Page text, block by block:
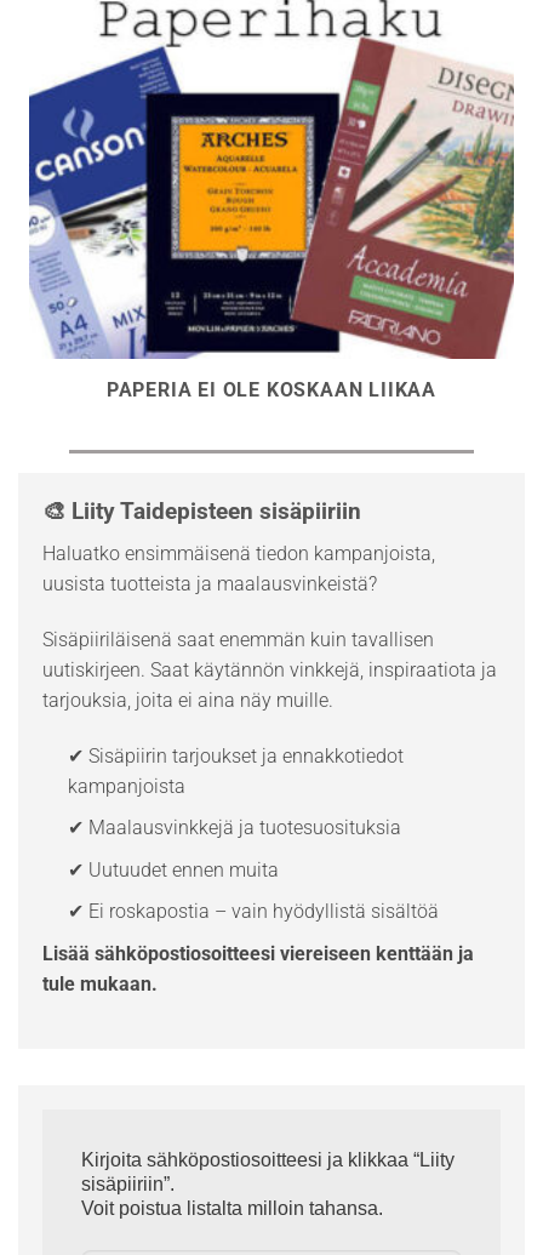
PAPERIA EI OLE KOSKAAN LIIKAA
🎨 Liity Taidepisteen sisäpiiriin
Haluatko ensimmäisenä tiedon kampanjoista,
uusista tuotteista ja maalausvinkeistä?
Sisäpiiriläisenä saat enemmän kuin tavallisen
uutiskirjeen. Saat käytännön vinkkejä, inspiraatiota ja
tarjouksia, joita ei aina näy muille.
✔ Sisäpiirin tarjoukset ja ennakkotiedot
kampanjoista
✔ Maalausvinkkejä ja tuotesuosituksia
✔ Uutuudet ennen muita
✔ Ei roskapostia – vain hyödyllistä sisältöä
Lisää sähköpostiosoitteesi viereiseen kenttään ja
tule mukaan.
Kirjoita sähköpostiosoitteesi ja klikkaa “Liity
sisäpiiriin”.
Voit poistua listalta milloin tahansa.